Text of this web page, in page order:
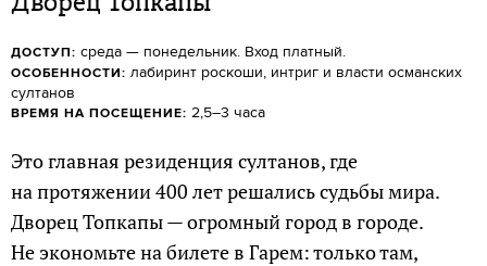
ДОСТУП: среда — понедельник. Вход платный.
ОСОБЕННОСТИ: лабиринт роскоши, интриг и власти османских
султанов
ВРЕМЯ НА ПОСЕЩЕНИЕ: 2,5–3 часа
Это главная резиденция султанов, где
на протяжении 400 лет решались судьбы мира.
Дворец Топкапы — огромный город в городе.
Не экономьте на билете в Гарем: только там,